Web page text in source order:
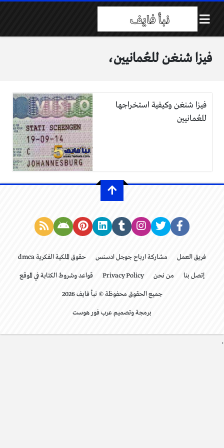
فيزا شنغن للعُمانيين،
فيزا شنغن وكيفية استخراجها
للعُمانيين
فريق العمل مشاركة ارباح جوجل ادسنس حقوق الملكية الفكرية dmca
إتصل بنا من نحن Privacy Policy قواعد وشروط الكتابة في الموقع
جميع الحقوق محفوظة © نبأ فايف 2026
برمجة وتصميم عرب فور هوست
.